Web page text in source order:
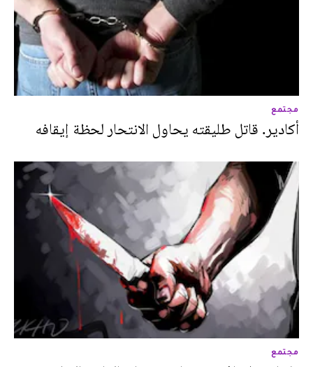
مجتمع
أكادير. قاتل طليقته يحاول الانتحار لحظة إيقافه
مجتمع